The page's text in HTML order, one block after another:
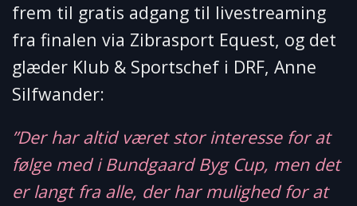
frem til gratis adgang til livestreaming
fra finalen via Zibrasport Equest, og det
glæder Klub & Sportschef i DRF, Anne
Silfwander:
”Der har altid været stor interesse for at
følge med i Bundgaard Byg Cup, men det
er langt fra alle, der har mulighed for at